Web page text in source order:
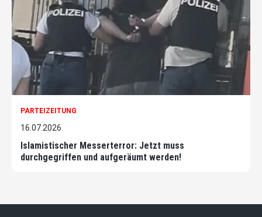
PARTEIZEITUNG
16.07.2026
Islamistischer Messerterror: Jetzt muss
durchgegriffen und aufgeräumt werden!